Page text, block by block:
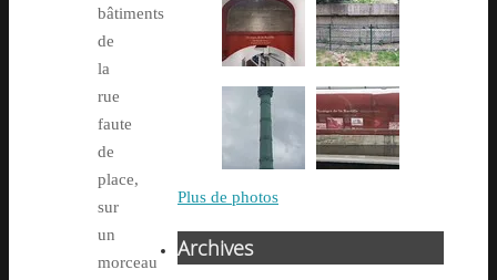
bâtiments
de
la
rue
faute
de
place,
sur
un
morceau
Plus de photos
Archives